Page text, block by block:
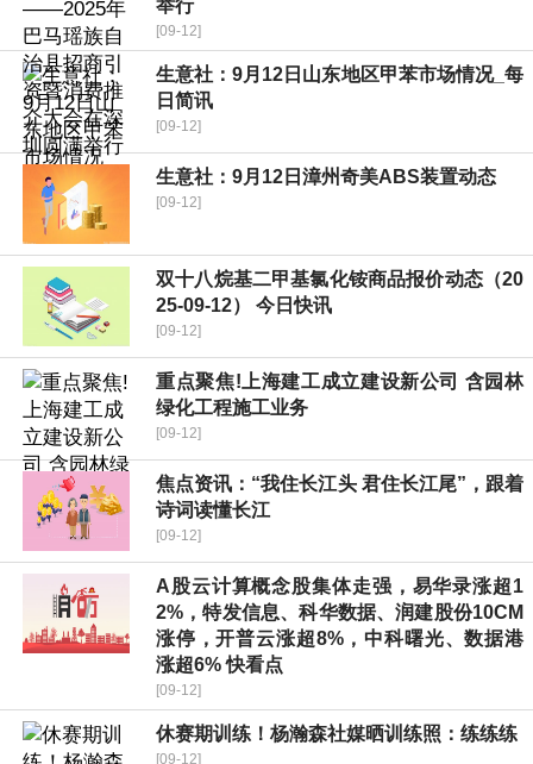
举行
[09-12]
生意社：9月12日山东地区甲苯市场情况_每
日简讯
[09-12]
生意社：9月12日漳州奇美ABS装置动态
[09-12]
双十八烷基二甲基氯化铵商品报价动态（20
25-09-12） 今日快讯
[09-12]
重点聚焦!上海建工成立建设新公司 含园林
绿化工程施工业务
[09-12]
焦点资讯：“我住长江头 君住长江尾”，跟着
诗词读懂长江
[09-12]
A股云计算概念股集体走强，易华录涨超1
2%，特发信息、科华数据、润建股份10CM
涨停，开普云涨超8%，中科曙光、数据港
涨超6% 快看点
[09-12]
休赛期训练！杨瀚森社媒晒训练照：练练练
[09-12]